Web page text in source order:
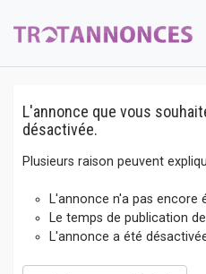
L'annonce que vous
désactivée.
Plusieurs raison peuvent
L'annonce n'a pas encore
Le temps de publication
L'annonce a été